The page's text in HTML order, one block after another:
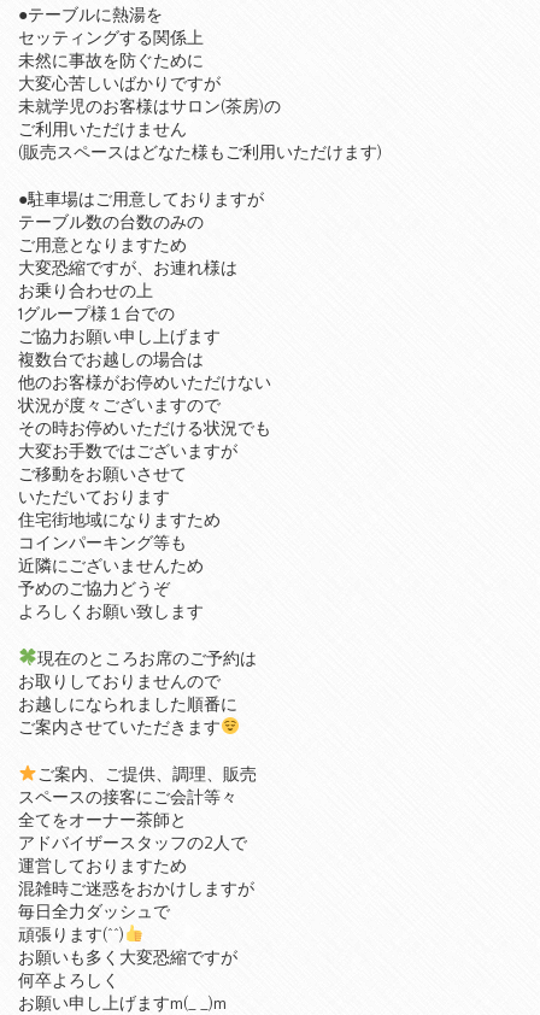
●テーブルに熱湯を
セッティングする関係上
未然に事故を防ぐために
大変心苦しいばかりですが
未就学児のお客様はサロン(茶房)の
ご利用いただけません
(販売スペースはどなた様もご利用いただけます)
●駐車場はご用意しておりますが
テーブル数の台数のみの
ご用意となりますため
大変恐縮ですが、お連れ様は
お乗り合わせの上
1グループ様１台での
ご協力お願い申し上げます
複数台でお越しの場合は
他のお客様がお停めいただけない
状況が度々ございますので
その時お停めいただける状況でも
大変お手数ではございますが
ご移動をお願いさせて
いただいております
住宅街地域になりますため
コインパーキング等も
近隣にございませんため
予めのご協力どうぞ
よろしくお願い致します
現在のところお席のご予約は
お取りしておりませんので
お越しになられました順番に
ご案内させていただきます
ご案内、ご提供、調理、販売
スペースの接客にご会計等々
全てをオーナー茶師と
アドバイザースタッフの2人で
運営しておりますため
混雑時ご迷惑をおかけしますが
毎日全力ダッシュで
頑張ります(^^)
お願いも多く大変恐縮ですが
何卒よろしく
お願い申し上げますm(_ _)m